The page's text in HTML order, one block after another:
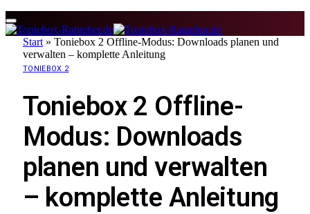
Start » Toniebox 2 Offline-Modus: Downloads planen und
verwalten – komplette Anleitung
TONIEBOX 2
Toniebox 2 Offline-
Modus: Downloads
planen und verwalten
– komplette Anleitung